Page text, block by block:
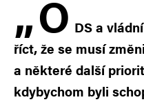
„O DS a
říct, že se musí
a některé další
kdybychom byli